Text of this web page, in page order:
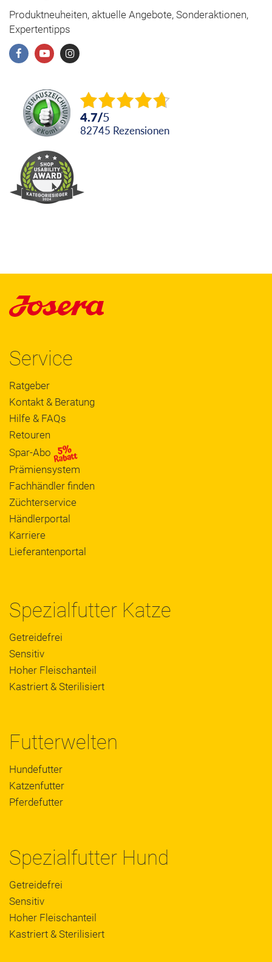
Produktneuheiten, aktuelle Angebote, Sonderaktionen,
Expertentipps
4.7/5
82745 Rezensionen
Service
Ratgeber
Kontakt & Beratung
Hilfe & FAQs
Retouren
Spar-Abo
Prämiensystem
Fachhändler finden
Züchterservice
Händlerportal
Karriere
Lieferantenportal
Spezialfutter Katze
Getreidefrei
Sensitiv
Hoher Fleischanteil
Kastriert & Sterilisiert
Futterwelten
Hundefutter
Katzenfutter
Pferdefutter
Spezialfutter Hund
Getreidefrei
Sensitiv
Hoher Fleischanteil
Kastriert & Sterilisiert